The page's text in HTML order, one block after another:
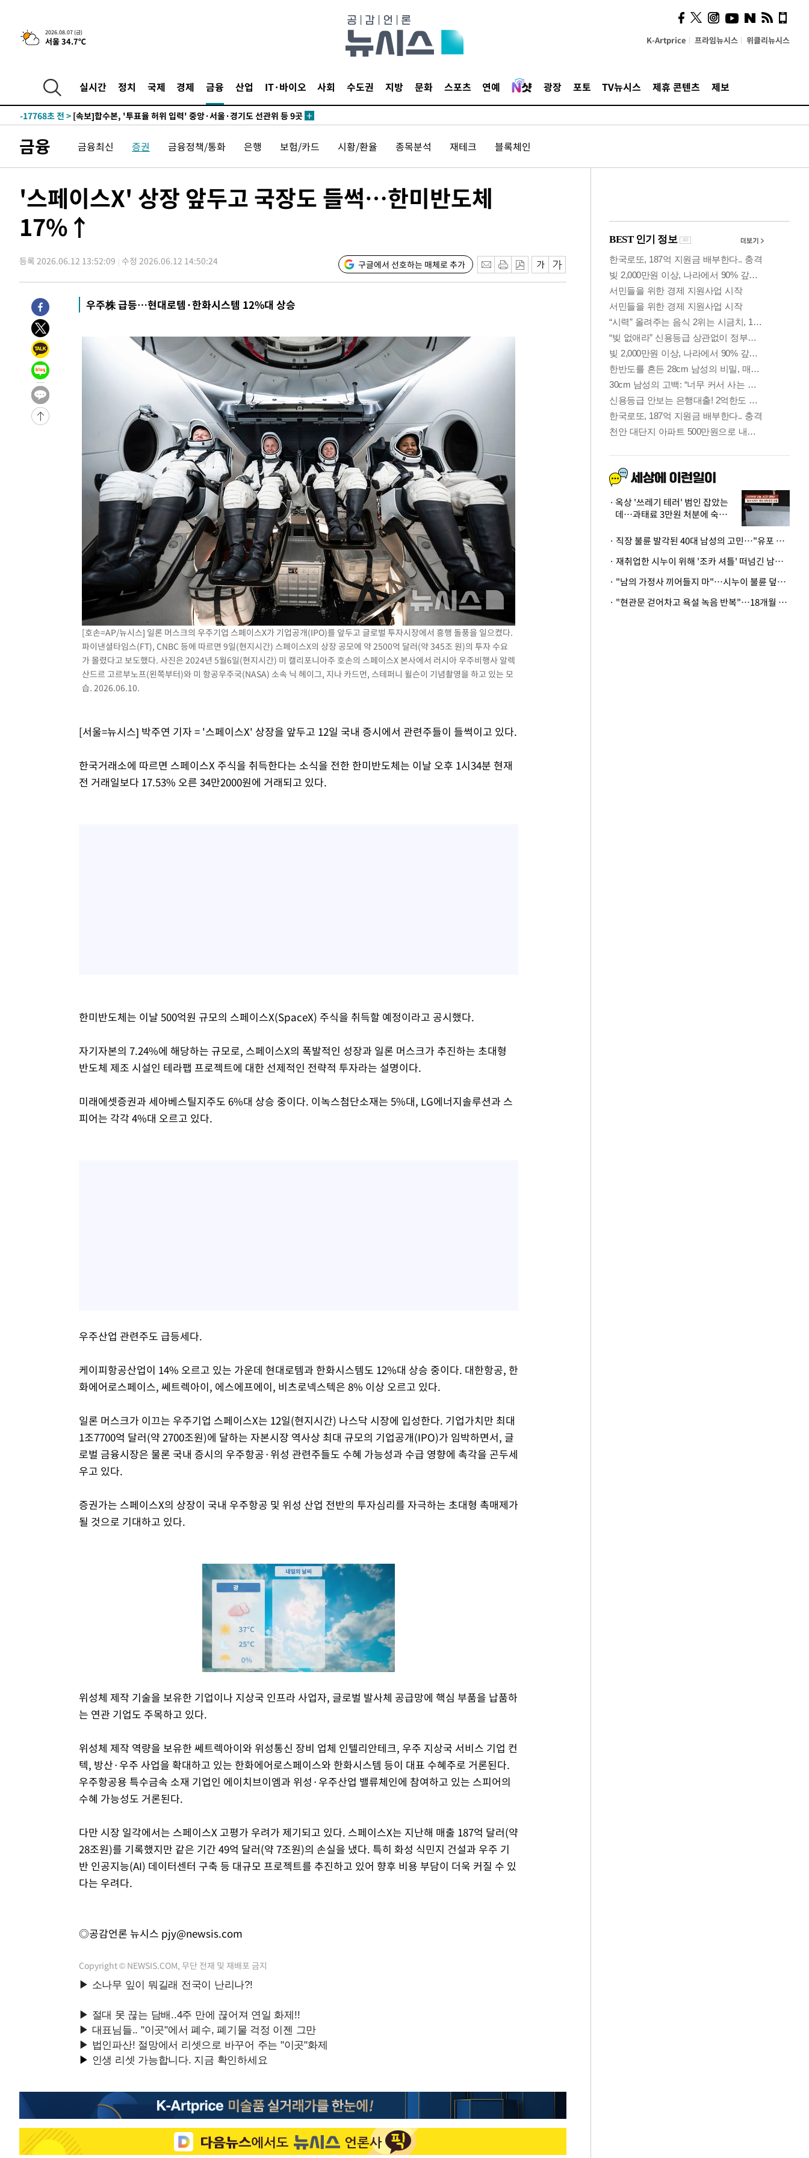
2026.08.07 (금)
서울 34.7℃ K-Artprice 프라임뉴시스 위클리뉴시스
실시간 정치 국제 경제 금융 산업 IT·바이오 사회 수도권 지방 문화 스포츠 연예 광장 포토 TV뉴시스 제휴 콘텐츠 제보
-24330초 전 >[속보]종합특검, '관저이전 봐주기 감사' 유병호 구속기소
-20930초 전 >민주 콩고 에볼라환자 4천명 돌파, 4053명 발생 1850명 사망
-19374초 전 >
"미 전국적 살모네라 식중독 원인은 멕시코산 할라피뇨"-- CDC
-17887초 전 >
-17768초 전 > [속보]합수본, '투표율 허위 입력' 중앙·서울·경기도 선관위 등 9곳
-17319초 전 >
[속보]삼성전자·SK하이닉스 동반 강보합…1%대 상승 출발
-17305초 전 >[속보]코스닥, 5.95포인트(0.74%) 상승한 807.62개장
-14438초 전 >시리아 다마스쿠스 교외에서 미니버스 폭발.. 14명 부상, 3명은 중
-13736초 전 >
입추에도 극한더위…서울 낮 39도 '폭염중대경보'
-8700초 전 >이란, 호르무즈서 "적국 목표물들"과 대치로 남부 케슘섬에서 두차
효
-5566초 전 >[속보]트럼프, 美 원정출산 금지 행정명령 서명
-3266초 전 >[속보] 뉴욕증시, 일제 하락 마감…나스닥 0.06%↓
-31999초 전 >
[속보]국힘 윤리위, '돌려차기 발언' 진종오·서범수 징계 절차 개시
-27324초 전 >
25.3%↑
-24484초 전 >
[속보]'채상병 순직 책임' 임성근, 항소심도 징역 3년
-24350초 전 >
[속보]종합특검, '관저이전 봐주기 감사' 유병호 구속기소
-20950초 전 >
민주 콩고 에볼라환자 4천명 돌파, 4053명 발생 1850명 사망
-20200초 전 >
[속보]'300억원대 사기 혐의' 차가원 대표 구속 송치
-19394초 전 >
"미 전국적 살모네라 식중독 원인은 멕시코산 할라피뇨"-- CDC
-17907초 전 >
[속보]경찰·노동부, HL만도 평택사업장 끼임 사망 관련 압수수색
[속보]합수본, '투표율 허위 입력' 중앙·서울·경기도 선관위 등 9곳
[속보]원·달러 환율, 오전 9시 1423.8원
[속보]삼성전자·SK하이닉스 동반 강보합…1%대 상승 출발
[속보]코스닥, 5.95포인트(0.74%) 상승한 807.62개장
[속보]코스피, 6300선 재탈환…1.09% 오른 6365.07 개장
시리아 다마스쿠스 교외에서 미니버스 폭발.. 14명 부상, 3명은 중
입추에도 극한더위…서울 낮 39도 '폭염중대경보'
이란, 호르무즈서 "적국 목표물들"과 대치로 남부 케슘섬에서 두차
[속보]美, 폴리실리콘 수입 규제…파생제품 15% 관세, 120일 후 발
[속보]트럼프, 美 원정출산 금지 행정명령 서명
[속보] 뉴욕증시, 일제 하락 마감…나스닥 0.06%↓
금융 금융최신 증권 금융정책/통화 은행 보험/카드 시황/환율 종목분석 재테크 블록체인
'스페이스X' 상장 앞두고 국장도 들썩…한미반도체
17%↑
등록 2026.06.12 13:52:09 수정 2026.06.12 14:50:24 구글에서 선호하는 매체로 추가
우주株 급등…현대로템·한화시스템 12%대 상승
[호손=AP/뉴시스] 일론 머스크의 우주기업 스페이스X가 기업공개(IPO)를 앞두고 글로벌 투자시장에서 흥행 돌풍을 일으켰다.
파이낸셜타임스(FT), CNBC 등에 따르면 9일(현지시간) 스페이스X의 상장 공모에 약 2500억 달러(약 345조 원)의 투자 수요
가 몰렸다고 보도했다. 사진은 2024년 5월6일(현지시간) 미 캘리포니아주 호손의 스페이스X 본사에서 러시아 우주비행사 알렉
산드르 고르부노프(왼쪽부터)와 미 항공우주국(NASA) 소속 닉 헤이그, 지나 카드먼, 스테퍼니 윌슨이 기념촬영을 하고 있는 모
습. 2026.06.10.
[서울=뉴시스] 박주연 기자 = '스페이스X' 상장을 앞두고 12일 국내 증시에서 관련주들이 들썩이고 있다.
한국거래소에 따르면 스페이스X 주식을 취득한다는 소식을 전한 한미반도체는 이날 오후 1시34분 현재
전 거래일보다 17.53% 오른 34만2000원에 거래되고 있다.
한미반도체는 이날 500억원 규모의 스페이스X(SpaceX) 주식을 취득할 예정이라고 공시했다.
자기자본의 7.24%에 해당하는 규모로, 스페이스X의 폭발적인 성장과 일론 머스크가 추진하는 초대형
반도체 제조 시설인 테라팹 프로젝트에 대한 선제적인 전략적 투자라는 설명이다.
미래에셋증권과 세아베스틸지주도 6%대 상승 중이다. 이녹스첨단소재는 5%대, LG에너지솔루션과 스
피어는 각각 4%대 오르고 있다.
우주산업 관련주도 급등세다.
케이피항공산업이 14% 오르고 있는 가운데 현대로템과 한화시스템도 12%대 상승 중이다. 대한항공, 한
화에어로스페이스, 쎄트렉아이, 에스에프에이, 비츠로넥스텍은 8% 이상 오르고 있다.
일론 머스크가 이끄는 우주기업 스페이스X는 12일(현지시간) 나스닥 시장에 입성한다. 기업가치만 최대
1조7700억 달러(약 2700조원)에 달하는 자본시장 역사상 최대 규모의 기업공개(IPO)가 임박하면서, 글
로벌 금융시장은 물론 국내 증시의 우주항공·위성 관련주들도 수혜 가능성과 수급 영향에 촉각을 곤두세
우고 있다.
증권가는 스페이스X의 상장이 국내 우주항공 및 위성 산업 전반의 투자심리를 자극하는 초대형 촉매제가
될 것으로 기대하고 있다.
위성체 제작 기술을 보유한 기업이나 지상국 인프라 사업자, 글로벌 발사체 공급망에 핵심 부품을 납품하
는 연관 기업도 주목하고 있다.
위성체 제작 역량을 보유한 쎄트렉아이와 위성통신 장비 업체 인텔리안테크, 우주 지상국 서비스 기업 컨
텍, 방산·우주 사업을 확대하고 있는 한화에어로스페이스와 한화시스템 등이 대표 수혜주로 거론된다.
우주항공용 특수금속 소재 기업인 에이치브이엠과 위성·우주산업 밸류체인에 참여하고 있는 스피어의
수혜 가능성도 거론된다.
다만 시장 일각에서는 스페이스X 고평가 우려가 제기되고 있다. 스페이스X는 지난해 매출 187억 달러(약
28조원)를 기록했지만 같은 기간 49억 달러(약 7조원)의 손실을 냈다. 특히 화성 식민지 건설과 우주 기
반 인공지능(AI) 데이터센터 구축 등 대규모 프로젝트를 추진하고 있어 향후 비용 부담이 더욱 커질 수 있
다는 우려다.
◎공감언론 뉴시스 pjy@newsis.com
Copyright © NEWSIS.COM, 무단 전재 및 재배포 금지
시, 스마트폰 액세서리에
NFC 더했다
옥상 '쓰레기 테러' 범인 잡았는
데…과태료 3만원 처분에 숙박업
· 직장 불륜 발각된 40대 남성의 고민…"유포 동료 명예훼손·협박죄 고소 가능할까"
· 재취업한 시누이 위해 '조카 셔틀' 떠넘긴 남편…아내 "난 못한다"
· "남의 가정사 끼어들지 마"…시누이 불륜 덮으려는 남편에 억울한 아내
· "현관문 걷어차고 욕설 녹음 반복"…18개월 아기 키우는 집 뒤흔든 '앞집의 비극'